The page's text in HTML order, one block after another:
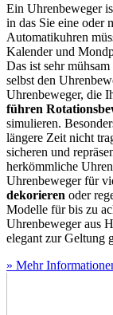
Ein Uhrenbeweger
in das Sie eine oder
Automatikuhren
Kalender und
Das ist sehr
selbst den
Uhrenbeweger, die
führen
simulieren.
längere Zeit nicht
sicheren und
herkömmliche
Uhrenbeweger für
dekorieren oder
Modelle für bis zu
Uhrenbeweger aus
elegant zur Geltung
» Mehr